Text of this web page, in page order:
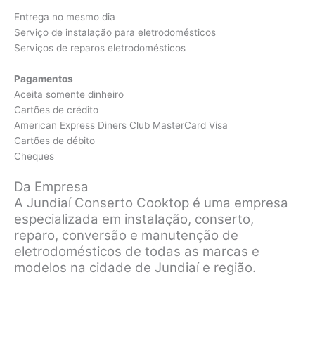
Entrega no mesmo dia
Serviço de instalação para eletrodomésticos
Serviços de reparos eletrodomésticos
Pagamentos
Aceita somente dinheiro
Cartões de crédito
American Express Diners Club MasterCard Visa
Cartões de débito
Cheques
Da Empresa
A Jundiaí Conserto Cooktop é uma empresa
especializada em instalação, conserto,
reparo, conversão e manutenção de
eletrodomésticos de todas as marcas e
modelos na cidade de Jundiaí e região.